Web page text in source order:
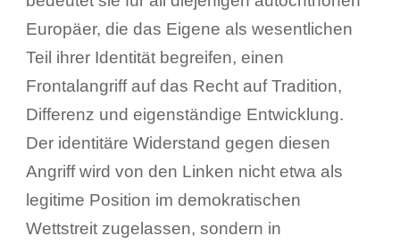
Europäer, die das Eigene als wesentlichen
Teil ihrer Identität begreifen, einen
Frontalangriff auf das Recht auf Tradition,
Differenz und eigenständige Entwicklung.
Der identitäre Widerstand gegen diesen
Angriff wird von den Linken nicht etwa als
legitime Position im demokratischen
Wettstreit zugelassen, sondern in